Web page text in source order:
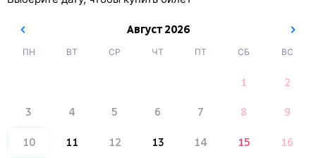
Август2026
ПН ВТ СР ЧТ ПТ СБ ВС
1 2
3 4 5 6 7 8 9
10 11 12 13 14 15 16